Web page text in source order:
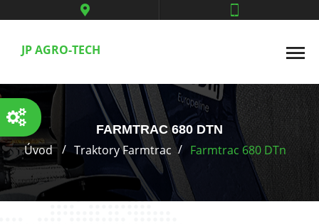
JP AGRO-TECH
FARMTRAC 680 DTN
Úvod Traktory Farmtrac Farmtrac 680 DTn